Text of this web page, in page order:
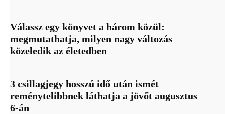
Válassz egy könyvet a három közül:
megmutathatja, milyen nagy változás
közeledik az életedben
3 csillagjegy hosszú idő után ismét
reménytelibbnek láthatja a jövőt augusztus
6-án